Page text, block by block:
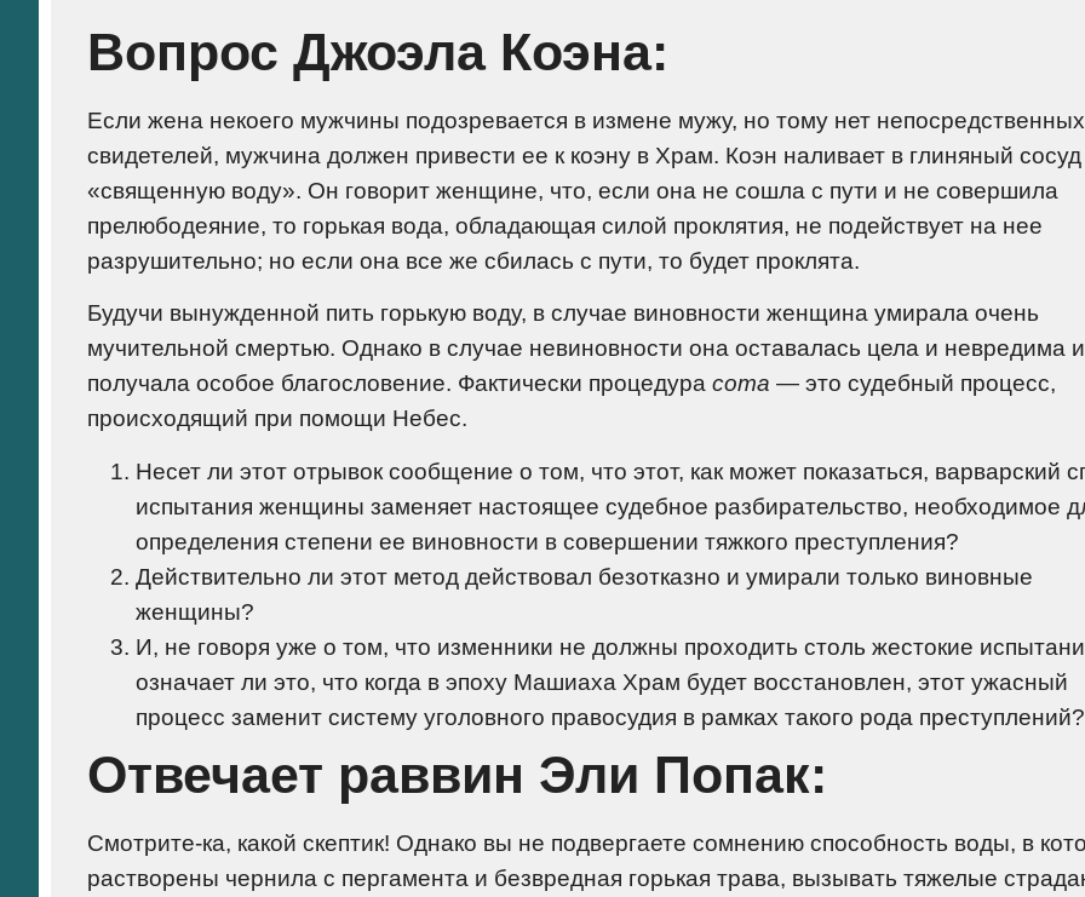
Вопрос Джоэла Коэна:
Если жена некоего мужчины подозревается в измене мужу, но тому нет непосредственных
свидетелей, мужчина должен привести ее к коэну в Храм. Коэн наливает в глиняный сосуд
«священную воду». Он говорит женщине, что, если она не сошла с пути и не совершила
прелюбодеяние, то горькая вода, обладающая силой проклятия, не подействует на нее
разрушительно; но если она все же сбилась с пути, то будет проклята.
Будучи вынужденной пить горькую воду, в случае виновности женщина умирала очень
мучительной смертью. Однако в случае невиновности она оставалась цела и невредима
получала особое благословение. Фактически процедура сота — это судебный процесс,
происходящий при помощи Небес.
Несет ли этот отрывок сообщение о том, что этот, как может показаться, варварский
испытания женщины заменяет настоящее судебное разбирательство, необходимое
определения степени ее виновности в совершении тяжкого преступления?
Действительно ли этот метод действовал безотказно и умирали только виновные
женщины?
И, не говоря уже о том, что изменники не должны проходить столь жестокие
означает ли это, что когда в эпоху Машиаха Храм будет восстановлен, этот ужасный
процесс заменит систему уголовного правосудия в рамках такого рода преступлений?
Отвечает раввин Эли Попак:
Смотрите-ка, какой скептик! Однако вы не подвергаете сомнению способность воды, в
растворены чернила с пергамента и безвредная горькая трава, вызывать тяжелые